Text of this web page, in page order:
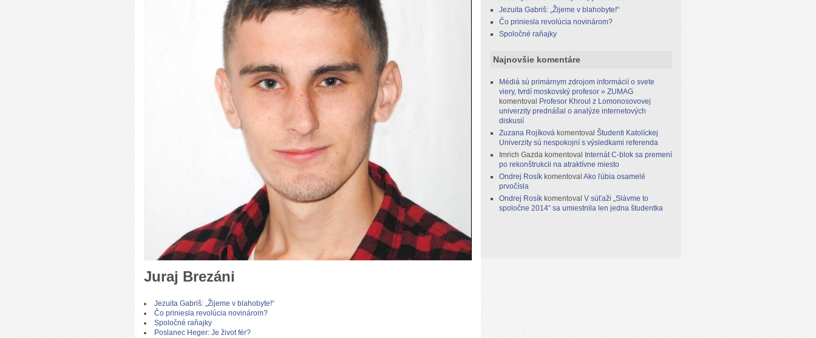
Juraj Brezáni
Jezuita Gabriš: „Žijeme v blahobyte!“
Čo priniesla revolúcia novinárom?
Spoločné raňajky
Poslanec Heger: Je život fér?
Jezuita Gabriš: „Žijeme v blahobyte!“
Čo priniesla revolúcia novinárom?
Spoločné raňajky
Najnovšie komentáre
Médiá sú primárnym zdrojom informácií o svete
viery, tvrdí moskovský profesor » ZUMAG
komentoval Profesor Khroul z Lomonosovovej
univerzity prednášal o analýze internetových
diskusií
Zuzana Rojíková komentoval Študenti Katolíckej
Univerzity sú nespokojní s výsledkami referenda
Imrich Gazda komentoval
Internát C-blok sa premení
po rekonštrukcii na atraktívne miesto
Ondrej Rosík komentoval Ako ľúbia osamelé
prvočísla
Ondrej Rosík komentoval V súťaži „Slávme to
spoločne 2014“ sa umiestnila len jedna študentka